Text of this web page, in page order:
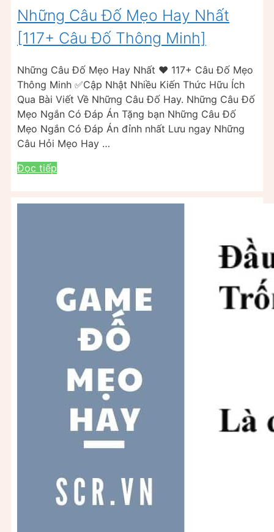
Những Câu Đố Mẹo Hay Nhất
[117+ Câu Đố Thông Minh]
Những Câu Đố Mẹo Hay Nhất ❤️ 117+ Câu Đố Mẹo
Thông Minh ✅Cập Nhật Nhiều Kiến Thức Hữu Ích
Qua Bài Viết Về Những Câu Đố Hay. Những Câu Đố
Mẹo Ngắn Có Đáp Án Tặng bạn Những Câu Đố
Mẹo Ngắn Có Đáp Án đỉnh nhất Lưu ngay Những
Câu Hỏi Mẹo Hay …
Đọc tiếp